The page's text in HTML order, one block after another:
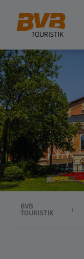
BVB
TOURISTIK